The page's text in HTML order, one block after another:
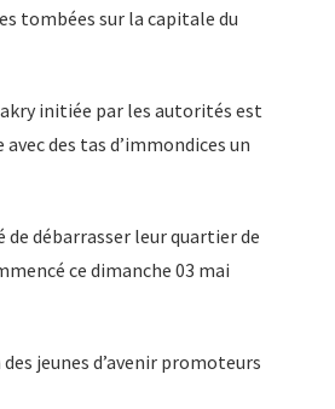
tombées sur la capitale du
initiée par les autorités est
des tas d’immondices un
de débarrasser leur quartier de
ce dimanche 03 mai
jeunes d’avenir promoteurs